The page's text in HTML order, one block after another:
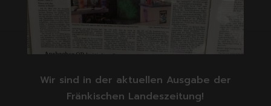
Wir sind in der aktuellen Ausgabe der
Fränkischen Landeszeitung!